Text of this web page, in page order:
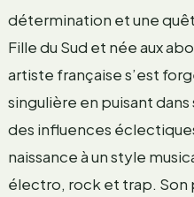
détermination et une
Fille du Sud et née aux
artiste française s’est
singulière en puisant
des influences
naissance à un style
électro, rock et trap. Son